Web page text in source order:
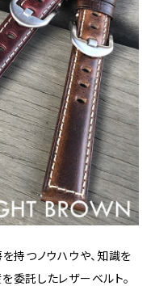
持つノウハウや、知識を
委託したレザーベルト。